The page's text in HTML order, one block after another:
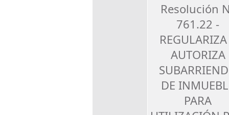
Resolución
761.22 -
AUTORIZA
DE
PARA